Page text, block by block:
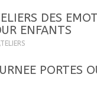
DES
ENFANTS
PORTES